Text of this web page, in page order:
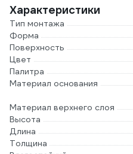
Характеристики
Тип монтажа
Форма
Поверхность
Цвет
Палитра
Материал основания
Материал верхнего слоя
Высота
Длина
Толщина